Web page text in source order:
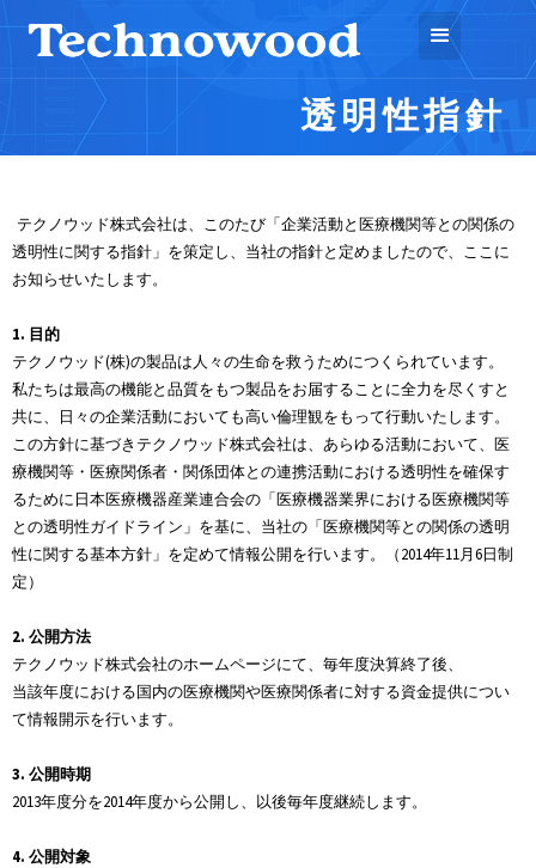
透明性指針
テクノウッド株式会社は、このたび「企業活動と医療機関等との関係の
透明性に関する指針」を策定し、当社の指針と定めましたので、ここに
お知らせいたします。
1. 目的
テクノウッド(株)の製品は人々の生命を救うためにつくられています。
私たちは最高の機能と品質をもつ製品をお届することに全力を尽くすと
共に、日々の企業活動においても高い倫理観をもって行動いたします。
この方針に基づきテクノウッド株式会社は、あらゆる活動において、医
療機関等・医療関係者・関係団体との連携活動における透明性を確保す
るために日本医療機器産業連合会の「医療機器業界における医療機関等
との透明性ガイドライン」を基に、当社の「医療機関等との関係の透明
性に関する基本方針」を定めて情報公開を行います。（2014年11月6日制
定）
2. 公開方法
テクノウッド株式会社のホームページにて、毎年度決算終了後、
当該年度における国内の医療機関や医療関係者に対する資金提供につい
て情報開示を行います。
3. 公開時期
2013年度分を2014年度から公開し、以後毎年度継続します。
4. 公開対象